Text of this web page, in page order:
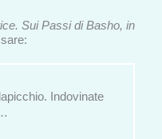
Sui Passi di Basho, in
Indovinate